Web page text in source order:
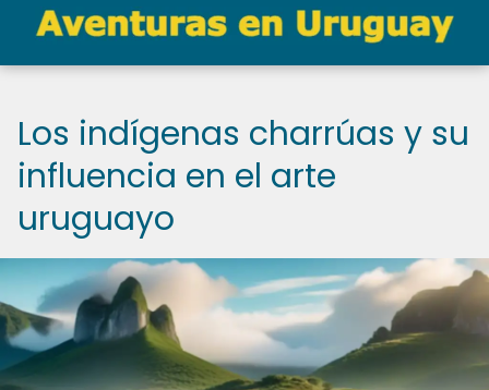
Los indígenas charrúas y su
influencia en el arte
uruguayo